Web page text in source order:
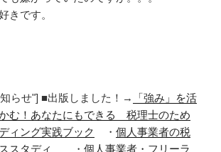
きです。
らせ"] ■出版しました！→
「強み」を活
む！あなたにもできる 税理士のため
ィング実践ブック
・ 個人事業者の税
スタディ
・ 個人事業者・フリーラ